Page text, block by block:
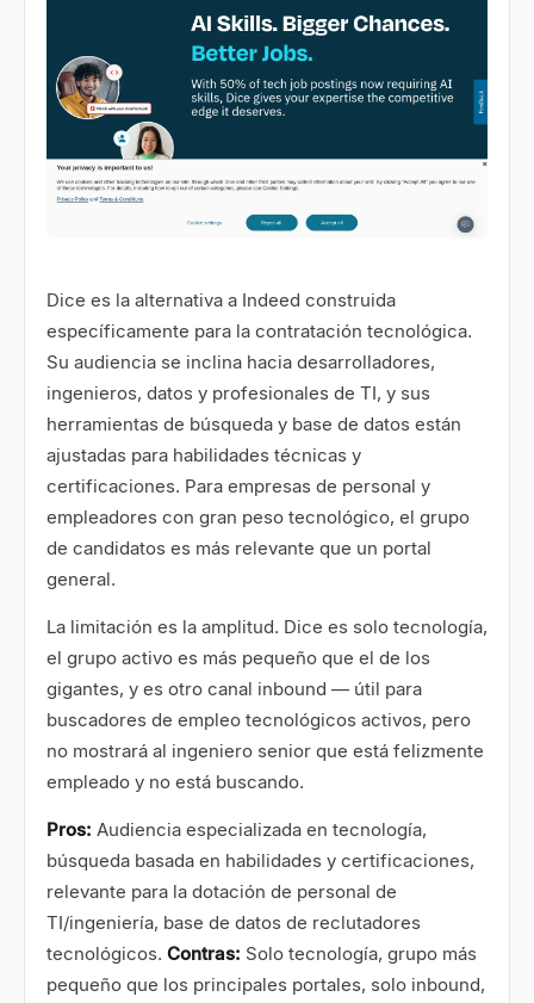
Dice es la alternativa a Indeed construida
específicamente para la contratación tecnológica.
Su audiencia se inclina hacia desarrolladores,
ingenieros, datos y profesionales de TI, y sus
herramientas de búsqueda y base de datos están
ajustadas para habilidades técnicas y
certificaciones. Para empresas de personal y
empleadores con gran peso tecnológico, el grupo
de candidatos es más relevante que un portal
general.
La limitación es la amplitud. Dice es solo tecnología,
el grupo activo es más pequeño que el de los
gigantes, y es otro canal inbound — útil para
buscadores de empleo tecnológicos activos, pero
no mostrará al ingeniero senior que está felizmente
empleado y no está buscando.
Pros: Audiencia especializada en tecnología,
búsqueda basada en habilidades y certificaciones,
relevante para la dotación de personal de
TI/ingeniería, base de datos de reclutadores
tecnológicos. Contras: Solo tecnología, grupo más
pequeño que los principales portales, solo inbound,